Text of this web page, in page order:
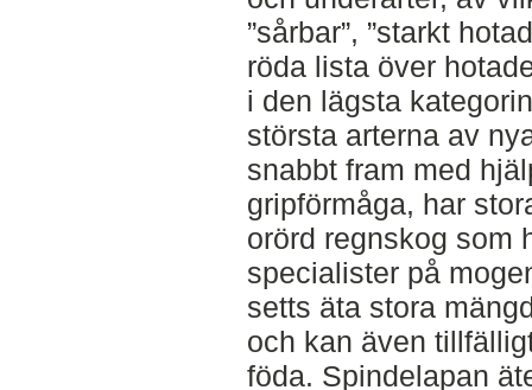
”sårbar”, ”starkt
röda lista över
i den lägsta
största arterna av
snabbt fram med
gripförmåga, har
orörd regnskog som
specialister på
setts äta stora
och kan även
föda. Spindelapan